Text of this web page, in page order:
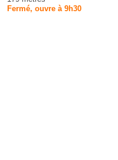
Fermé, ouvre à 9h30